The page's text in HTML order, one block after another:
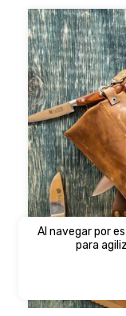
Al navegar por
para